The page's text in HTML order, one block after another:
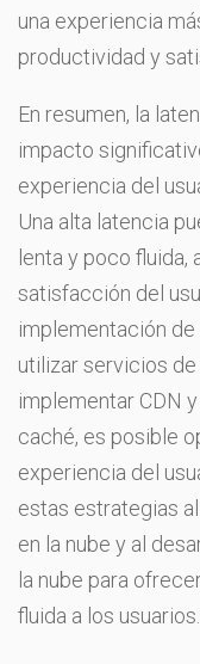
una experiencia
productividad y
En resumen, la
impacto
experiencia del
Una alta latencia
lenta y poco
satisfacción del
implementación
utilizar servicios
implementar CDN
caché, es posible
experiencia del
estas estrategias
en la nube y al
la nube para
fluida a los usuarios.